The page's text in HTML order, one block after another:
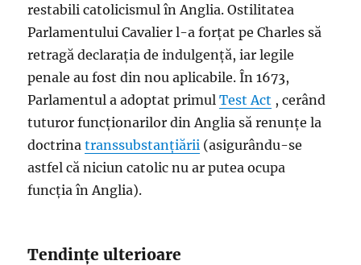
restabili catolicismul în Anglia. Ostilitatea
Parlamentului Cavalier l-a forțat pe Charles să
retragă declarația de indulgență, iar legile
penale au fost din nou aplicabile. În 1673,
Parlamentul a adoptat primulTest Act , cerând
tuturor funcționarilor din Anglia să renunțe la
doctrinatranssubstanțiării (asigurându-se
astfel că niciun catolic nu ar putea ocupa
funcția în Anglia).
Tendințe ulterioare